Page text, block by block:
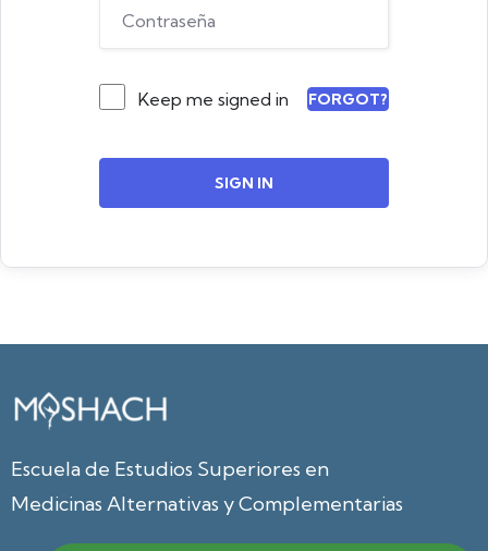
Keep me signed in FORGOT?
SIGN IN
Escuela de Estudios Superiores en
Medicinas Alternativas y Complementarias